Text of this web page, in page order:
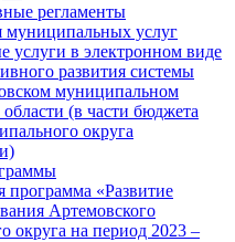
регламенты
муниципальных услуг
услуги в электронном виде
развития системы
муниципальном
(в части бюджета
округа
«Развитие
Артемовского
округа на период 2023 –